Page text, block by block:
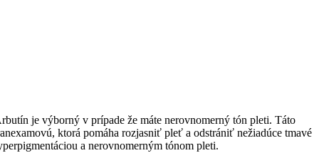
je výborný v prípade že máte nerovnomerný tón pleti. Táto
ktorá pomáha rozjasniť pleť a odstrániť nežiadúce tmavé
a nerovnomerným tónom pleti.